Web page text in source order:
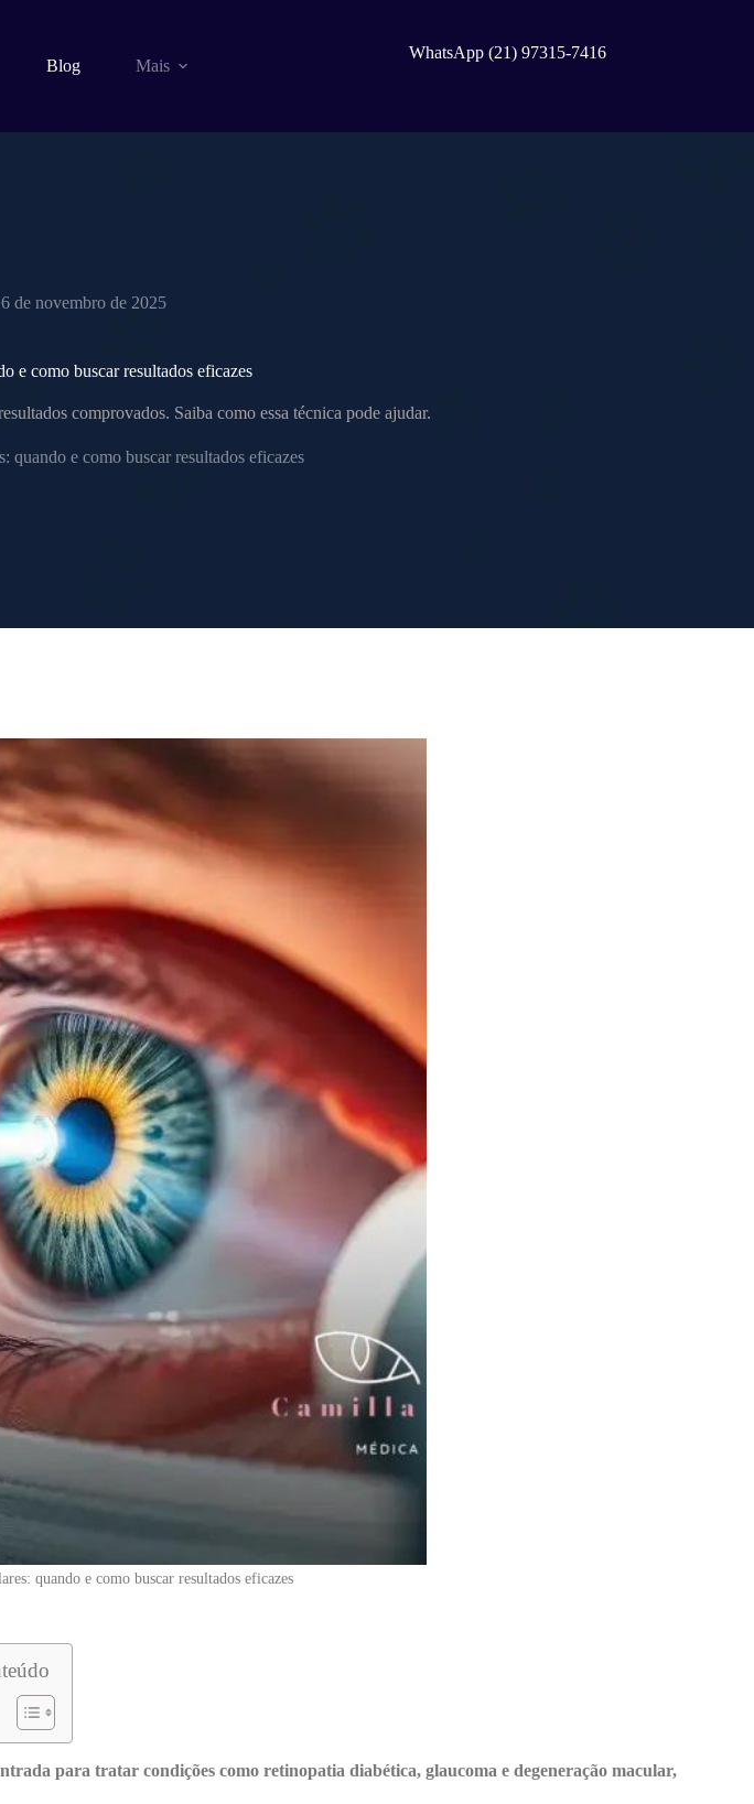
Blog Mais
WhatsApp (21) 97315-7416
de novembro de 2025
e como buscar resultados eficazes
comprovados. Saiba como essa técnica pode ajudar.
quando e como buscar resultados eficazes
quando e como buscar resultados eficazes
para tratar condições como retinopatia diabética, glaucoma e degeneração macular,